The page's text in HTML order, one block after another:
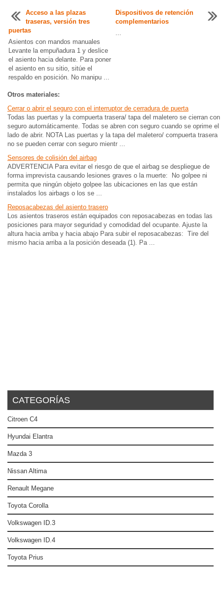
Acceso a las plazas
traseras, versión tres
puertas
Asientos con mandos manuales
Levante la empuñadura 1 y deslice
el asiento hacia delante. Para poner
el asiento en su sitio, sitúe el
respaldo en posición. No manipu ...
Dispositivos de retención
complementarios
...
Otros materiales:
Cerrar o abrir el seguro con el interruptor de cerradura de puerta
Todas las puertas y la compuerta trasera/ tapa del maletero se cierran con
seguro automáticamente. Todas se abren con seguro cuando se oprime el
lado de abrir. NOTA Las puertas y la tapa del maletero/ compuerta trasera
no se pueden cerrar con seguro mientr ...
Sensores de colisión del airbag
ADVERTENCIA Para evitar el riesgo de que el airbag se despliegue de
forma imprevista causando lesiones graves o la muerte: No golpee ni
permita que ningún objeto golpee las ubicaciones en las que están
instalados los airbags o los se ...
Reposacabezas del asiento trasero
Los asientos traseros están equipados con reposacabezas en todas las
posiciones para mayor seguridad y comodidad del ocupante. Ajuste la
altura hacia arriba y hacia abajo Para subir el reposacabezas: Tire del
mismo hacia arriba a la posición deseada (1). Pa ...
CATEGORÍAS
Citroen C4
Hyundai Elantra
Mazda 3
Nissan Altima
Renault Megane
Toyota Corolla
Volkswagen ID.3
Volkswagen ID.4
Toyota Prius